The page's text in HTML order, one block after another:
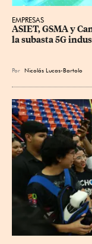
EMPRESAS
ASIET, GSMA y
la subasta 5G
Por Nicolás Lucas-Bartolo